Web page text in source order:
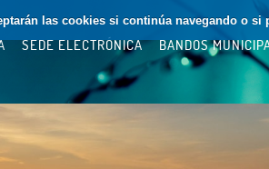
las cookies si continúa navegando o si
SEDE ELECTRÓNICA BANDOS